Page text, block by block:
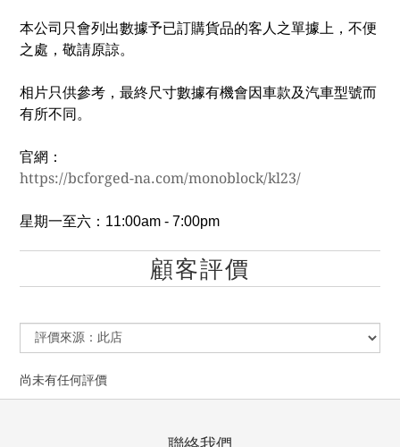
本公司只會列出數據予已訂購貨品的客人之單據上，不便
之處，敬請原諒。
相片只供參考，最終尺寸數據有機會因車款及汽車型號而
有所不同。
官網：
https://bcforged-na.com/monoblock/kl23/
星期一至六：11:00am - 7:00pm
顧客評價
尚未有任何評價